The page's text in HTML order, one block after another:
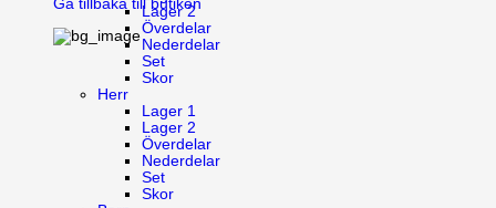
Gå tillbaka till butiken
Lager 2
Överdelar
Nederdelar
Set
Skor
Herr
Lager 1
Lager 2
Överdelar
Nederdelar
Set
Skor